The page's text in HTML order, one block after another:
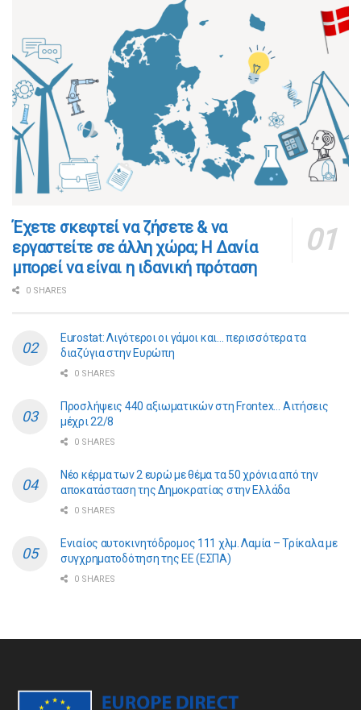
​​Έχετε σκεφτεί να ζήσετε & να
εργαστείτε σε άλλη χώρα; Η Δανία
μπορεί να είναι η ιδανική πρόταση
0 SHARES
Eurostat: Λιγότεροι οι γάμοι και… περισσότερα τα
διαζύγια στην Ευρώπη
0 SHARES
Προσλήψεις 440 αξιωματικών στη Frontex… Αιτήσεις
μέχρι 22/8
0 SHARES
Νέο κέρμα των 2 ευρώ με θέμα τα 50 χρόνια από την
αποκατάσταση της Δημοκρατίας στην Ελλάδα
0 SHARES
Ενιαίος αυτοκινητόδρομος 111 χλμ. Λαμία – Τρίκαλα με
συγχρηματοδότηση της ΕE (ΕΣΠΑ)
0 SHARES